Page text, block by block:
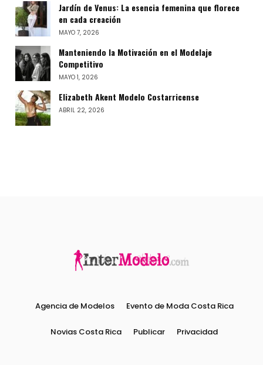
Jardín de Venus: La esencia femenina que florece
en cada creación
MAYO 7, 2026
Manteniendo la Motivación en el Modelaje
Competitivo
MAYO 1, 2026
Elizabeth Akent Modelo Costarricense
ABRIL 22, 2026
Agencia de Modelos Evento de Moda Costa Rica
Novias Costa Rica Publicar Privacidad